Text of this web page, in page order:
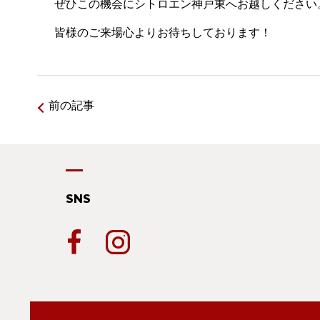
ぜひこの機会にシトロエン神戸東へお越しください
皆様のご来場心よりお待ちしております！
前の記事
SNS